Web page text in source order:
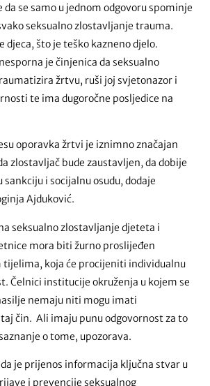
se samo u jednom odgovoru spominje
seksualno zlostavljanje trauma.
djeca, što je teško kazneno djelo.
je činjenica da seksualno
žrtvu, ruši joj svjetonazor i
te ima dugoročne posljedice na
oporavka žrtvi je iznimno značajan
zlostavljač bude zaustavljen, da dobije
i socijalnu osudu, dodaje
Ajduković.
seksualno zlostavljanje djeteta i
mora biti žurno proslijeđen
tijelima, koja će procijeniti individualnu
Čelnici institucije okruženja u kojem se
nemaju niti mogu imati
čin. Ali imaju punu odgovornost za to
o tome, upozorava.
je prijenos informacija ključna stvar u
i prevencije seksualnog